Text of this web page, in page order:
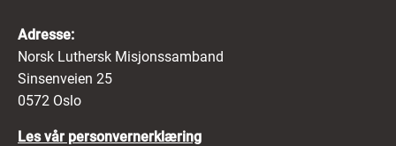
Adresse:
Norsk Luthersk Misjonssamband
Sinsenveien 25
0572 Oslo
Les vår personvernerklæring